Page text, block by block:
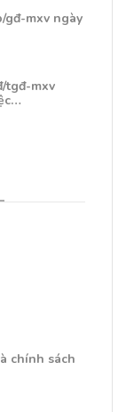
gđ-mxv ngày
tgđ-mxv
chính sách